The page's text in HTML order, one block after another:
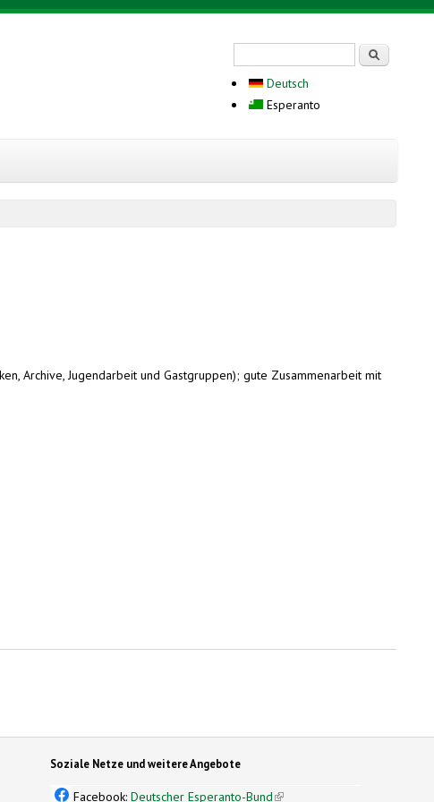
Deutsch
Esperanto
Archive, Jugendarbeit und Gastgruppen); gute Zusammenarbeit mit
Soziale Netze und weitere Angebote
Facebook:Deutscher Esperanto-Bund(link is external)